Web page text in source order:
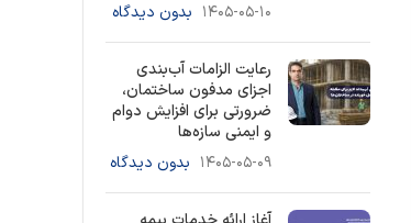
۱۴۰۵-۰۵-۱۰ بدون دیدگاه
رعایت الزامات آب‌بندی
اجزای مدفون ساختمان،
ضرورتی برای افزایش دوام
و ایمنی سازه‌ها
۱۴۰۵-۰۵-۰۹ بدون دیدگاه